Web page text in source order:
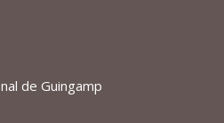
de Guingamp